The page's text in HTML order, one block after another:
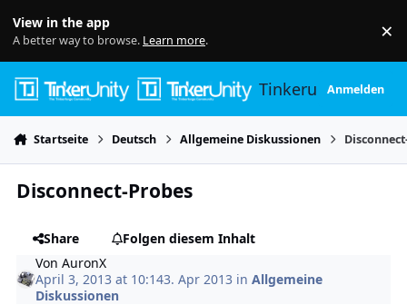
View in the app
A better way to browse. Learn more. ×
TinkerunityAnmelden
Startseite Deutsch Allgemeine Diskussionen
Disconnect-Probes
Share
Folgen diesem Inhalt
VonAuronX
April 3, 2013 at 10:143. Apr 2013 inAllgemeine
Diskussionen